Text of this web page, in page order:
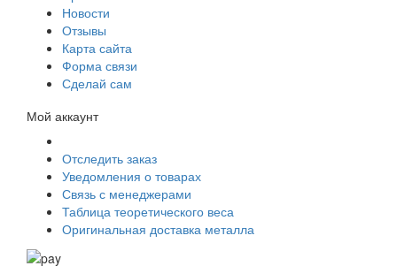
Новости
Отзывы
Карта сайта
Форма связи
Сделай сам
Мой аккаунт
Отследить заказ
Уведомления о товарах
Связь с менеджерами
Таблица теоретического веса
Оригинальная доставка металла